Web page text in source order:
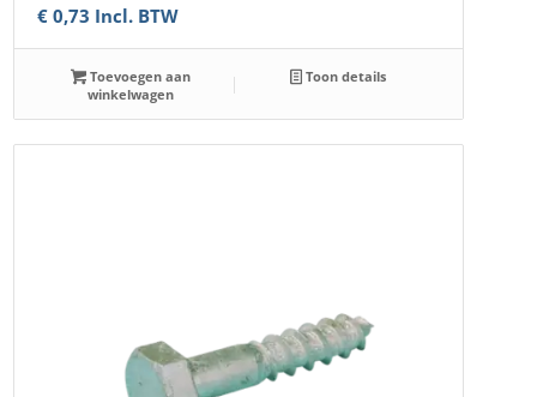
€ 0,73 Incl. BTW
Toevoegen aan
winkelwagen
Toon details